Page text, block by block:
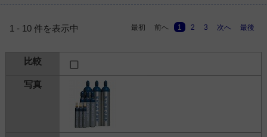
1 - 10 件を表示中 最初 前へ 1 2 3 次へ 最後